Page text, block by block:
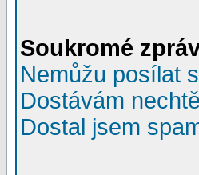
Soukromé
Nemůžu posílat
Dostávám
Dostal jsem